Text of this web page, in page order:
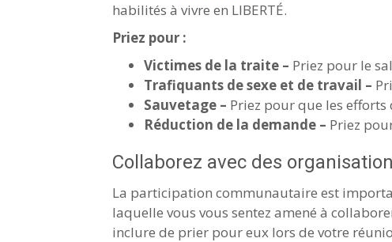
habilités à vivre en LIBERTÉ.
Priez pour :
Victimes de la traite – Priez pour le
Trafiquants de sexe et de travail –
Sauvetage – Priez pour que les
Réduction de la demande – Priez
Collaborez avec des
La participation communautaire est
laquelle vous vous sentez amené à
inclure de prier pour eux lors de votre